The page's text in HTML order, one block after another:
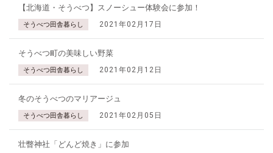
【北海道・そうべつ】スノーシュー体験会に参加！
そうべつ田舎暮らし 2021年02月17日
そうべつ町の美味しい野菜
そうべつ田舎暮らし 2021年02月12日
冬のそうべつのマリアージュ
そうべつ田舎暮らし 2021年02月05日
壮瞥神社「どんど焼き」に参加